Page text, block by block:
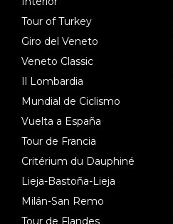
Tour of Turkey
Giro del Veneto
Veneto Classic
Il Lombardia
Mundial de Ciclismo
Vuelta a España
Tour de Francia
Critérium du Dauphiné
Lieja-Bastoña-Lieja
Milán-San Remo
Tour de Flandes